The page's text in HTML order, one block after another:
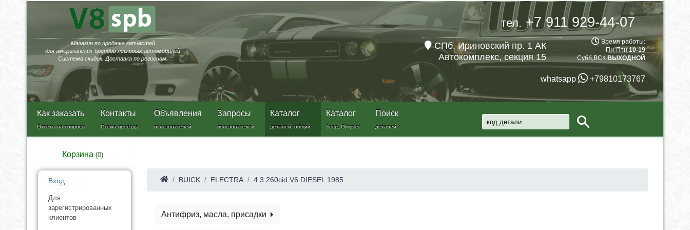
Магазин по продаже запчастей
для американских брендов легковых автомобилей
Система скидок. Доставка по регионам.
тел. +7 911 929-44-07
СПб, Ириновский пр. 1 АК
Автокомплекс, секция 15
Время работы:
Пн-Птн10-19
Субб,ВСКВЫХОДНОЙ
whatsapp +79810173767
Как заказать
Ответы на вопросы
Контакты
Схема проезда
Объявления
пользователей
Запросы
пользователей
Каталог
деталей, общий
Каталог
Jeep, Chrysler
Поиск
деталей
Корзина (0)
Вход
Для
зарегистрированных
клиентов
BUICK ELECTRA 4.3 260cid V6 DIESEL 1985
Антифриз, масла, присадки